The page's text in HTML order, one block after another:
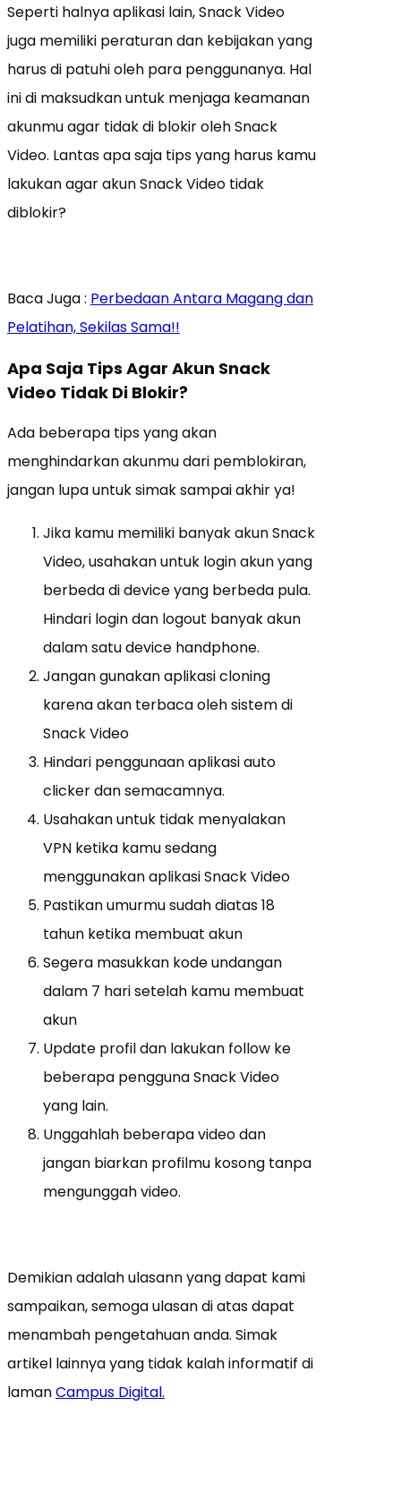
Seperti halnya aplikasi lain, Snack Video
juga memiliki peraturan dan kebijakan yang
harus di patuhi oleh para penggunanya. Hal
ini di maksudkan untuk menjaga keamanan
akunmu agar tidak di blokir oleh Snack
Video. Lantas apa saja tips yang harus kamu
lakukan agar akun Snack Video tidak
diblokir?
Baca Juga : Perbedaan Antara Magang dan
Pelatihan, Sekilas Sama!!
Apa Saja Tips Agar Akun Snack
Video Tidak Di Blokir?
Ada beberapa tips yang akan
menghindarkan akunmu dari pemblokiran,
jangan lupa untuk simak sampai akhir ya!
Jika kamu memiliki banyak akun Snack
Video, usahakan untuk login akun yang
berbeda di device yang berbeda pula.
Hindari login dan logout banyak akun
dalam satu device handphone.
Jangan gunakan aplikasi cloning
karena akan terbaca oleh sistem di
Snack Video
Hindari penggunaan aplikasi auto
clicker dan semacamnya.
Usahakan untuk tidak menyalakan
VPN ketika kamu sedang
menggunakan aplikasi Snack Video
Pastikan umurmu sudah diatas 18
tahun ketika membuat akun
Segera masukkan kode undangan
dalam 7 hari setelah kamu membuat
akun
Update profil dan lakukan follow ke
beberapa pengguna Snack Video
yang lain.
Unggahlah beberapa video dan
jangan biarkan profilmu kosong tanpa
mengunggah video.
Demikian adalah ulasann yang dapat kami
sampaikan, semoga ulasan di atas dapat
menambah pengetahuan anda. Simak
artikel lainnya yang tidak kalah informatif di
lamanCampus Digital.